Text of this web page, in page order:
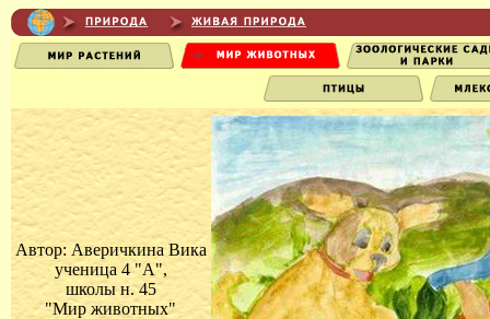
Автор: Аверичкина Вика
ученица 4 "А",
школы н. 45
"Мир животных"